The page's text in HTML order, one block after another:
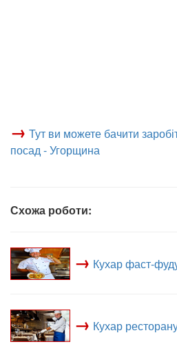
→ Тут ви можете бачити
посад - Угорщина
Схожа роботи:
→ Кухар фаст-
→ Кухар